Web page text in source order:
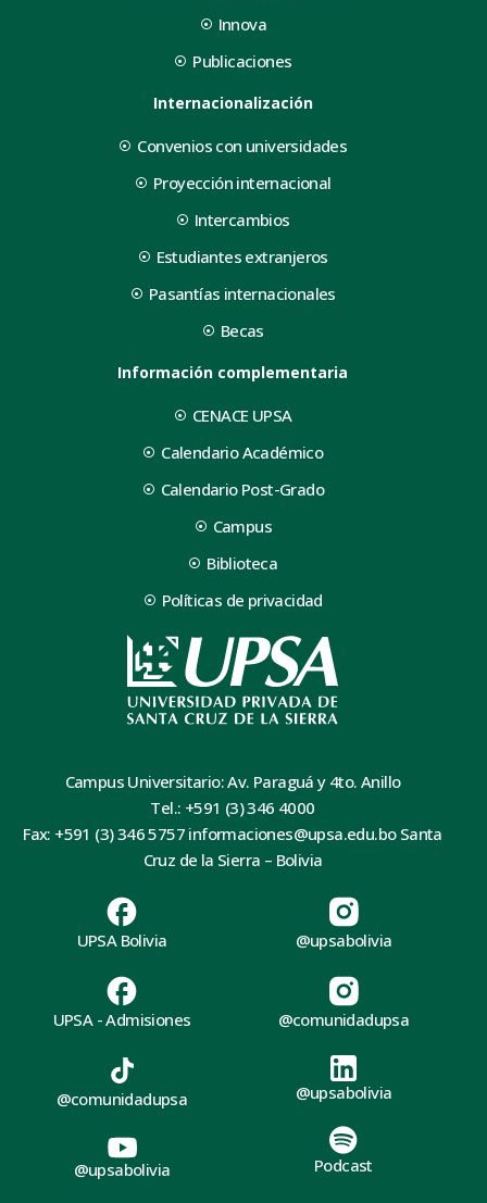
Innova
Publicaciones
Internacionalización
Convenios con universidades
Proyección internacional
Intercambios
Estudiantes extranjeros
Pasantías internacionales
Becas
Información complementaria
CENACE UPSA
Calendario Académico
Calendario Post-Grado
Campus
Biblioteca
Políticas de privacidad
Campus Universitario: Av. Paraguá y 4to. Anillo
Tel.: +591 (3) 346 4000
Fax: +591 (3) 346 5757 informaciones@upsa.edu.bo Santa
Cruz de la Sierra – Bolivia
UPSA Bolivia
UPSA - Admisiones
@upsabolivia
@comunidadupsa
@comunidadupsa
@upsabolivia
@upsabolivia
Podcast